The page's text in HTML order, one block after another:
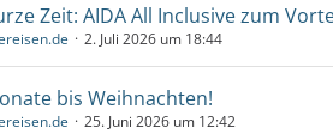
Zeit: AIDA All Inclusive zum
2. Juli 2026 um 18:44
bis Weihnachten!
25. Juni 2026 um 12:42